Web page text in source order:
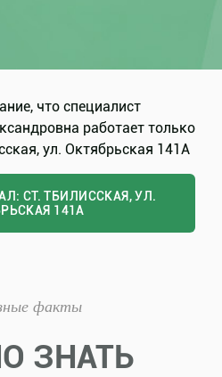
что специалист
работает только
ул. Октябрьская 141А
СТ. ТБИЛИССКАЯ, УЛ.
141А
факты
ЗНАТЬ